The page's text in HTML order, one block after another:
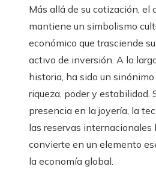
Más allá de su cotización, el
mantiene un simbolismo
económico que trasciende
activo de inversión. A lo
historia, ha sido un sinónimo
riqueza, poder y estabilidad.
presencia en la joyería, la
las reservas internacionales
convierte en un elemento
la economía global.